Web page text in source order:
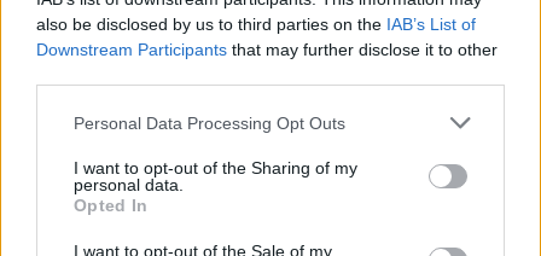
also be disclosed by us to third parties on the IAB’s List of
Downstream Participants that may further disclose it to other
Please note that this website/app uses one or more Google
not limited to your visit or usage behaviour. You may click to
grant or deny consent to Google and its third-party tags to
use your data for below specified purposes in below Google
consent section.
Personal Data Processing Opt Outs
I want to opt-out of the Sharing of my
personal data.
Opted In
I want to opt-out of the Sale of my
Történelmi épületek, elegáns parkok és vezetett séták várják
azokat, akik a nyári hónapokban Fejér vármegye kastélyait
szeretnék közelebbről is megismerni.
kapcsolatában
2016.08.08
Kínai-magyar Kulturális Turisztikai Központ nyílt Perkátán a